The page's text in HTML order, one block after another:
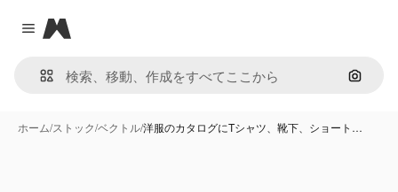
Close menu
Magnific
画像で
ホーム/ストック/ベクトル/洋服のカタログにTシャツ、靴下、ショート…